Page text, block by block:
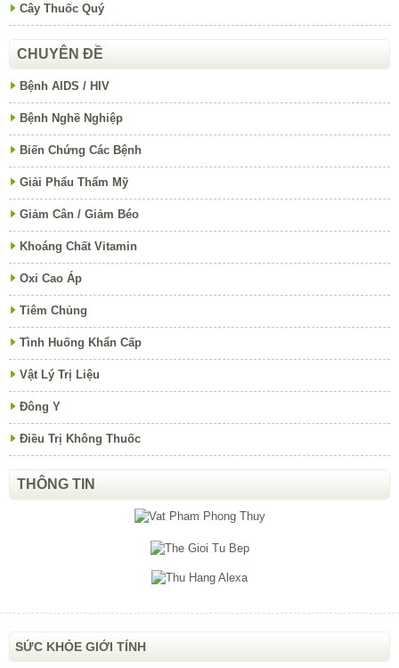
Cây Thuốc Quý
CHUYÊN ĐỀ
Bệnh AIDS / HIV
Bệnh Nghề Nghiệp
Biến Chứng Các Bệnh
Giải Phẩu Thẩm Mỹ
Giảm Cân / Giảm Béo
Khoáng Chất Vitamin
Oxi Cao Áp
Tiêm Chủng
Tình Huống Khẩn Cấp
Vật Lý Trị Liệu
Đông Y
Điều Trị Không Thuốc
THÔNG TIN
SỨC KHỎE GIỚI TÍNH